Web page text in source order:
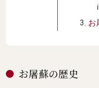
お
お屠蘇の歴史